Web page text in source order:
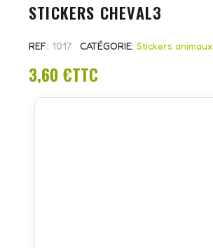
STICKERS CHEVAL3
REF 1017 CATÉGORIE Stickers animaux
3,60 €TTC